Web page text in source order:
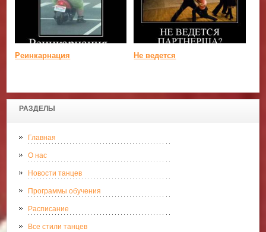
РАЗДЕЛЫ
Главная
О нас
Новости танцев
Программы обучения
Расписание
Все стили танцев
Реинкарнация Не ведется